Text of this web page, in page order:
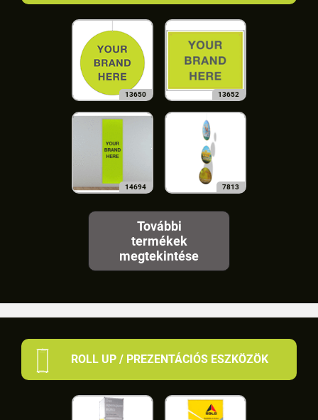
13650 13652
14694 7813
További
termékek
megtekintése
ROLL UP / PREZENTÁCIÓS ESZKÖZÖK